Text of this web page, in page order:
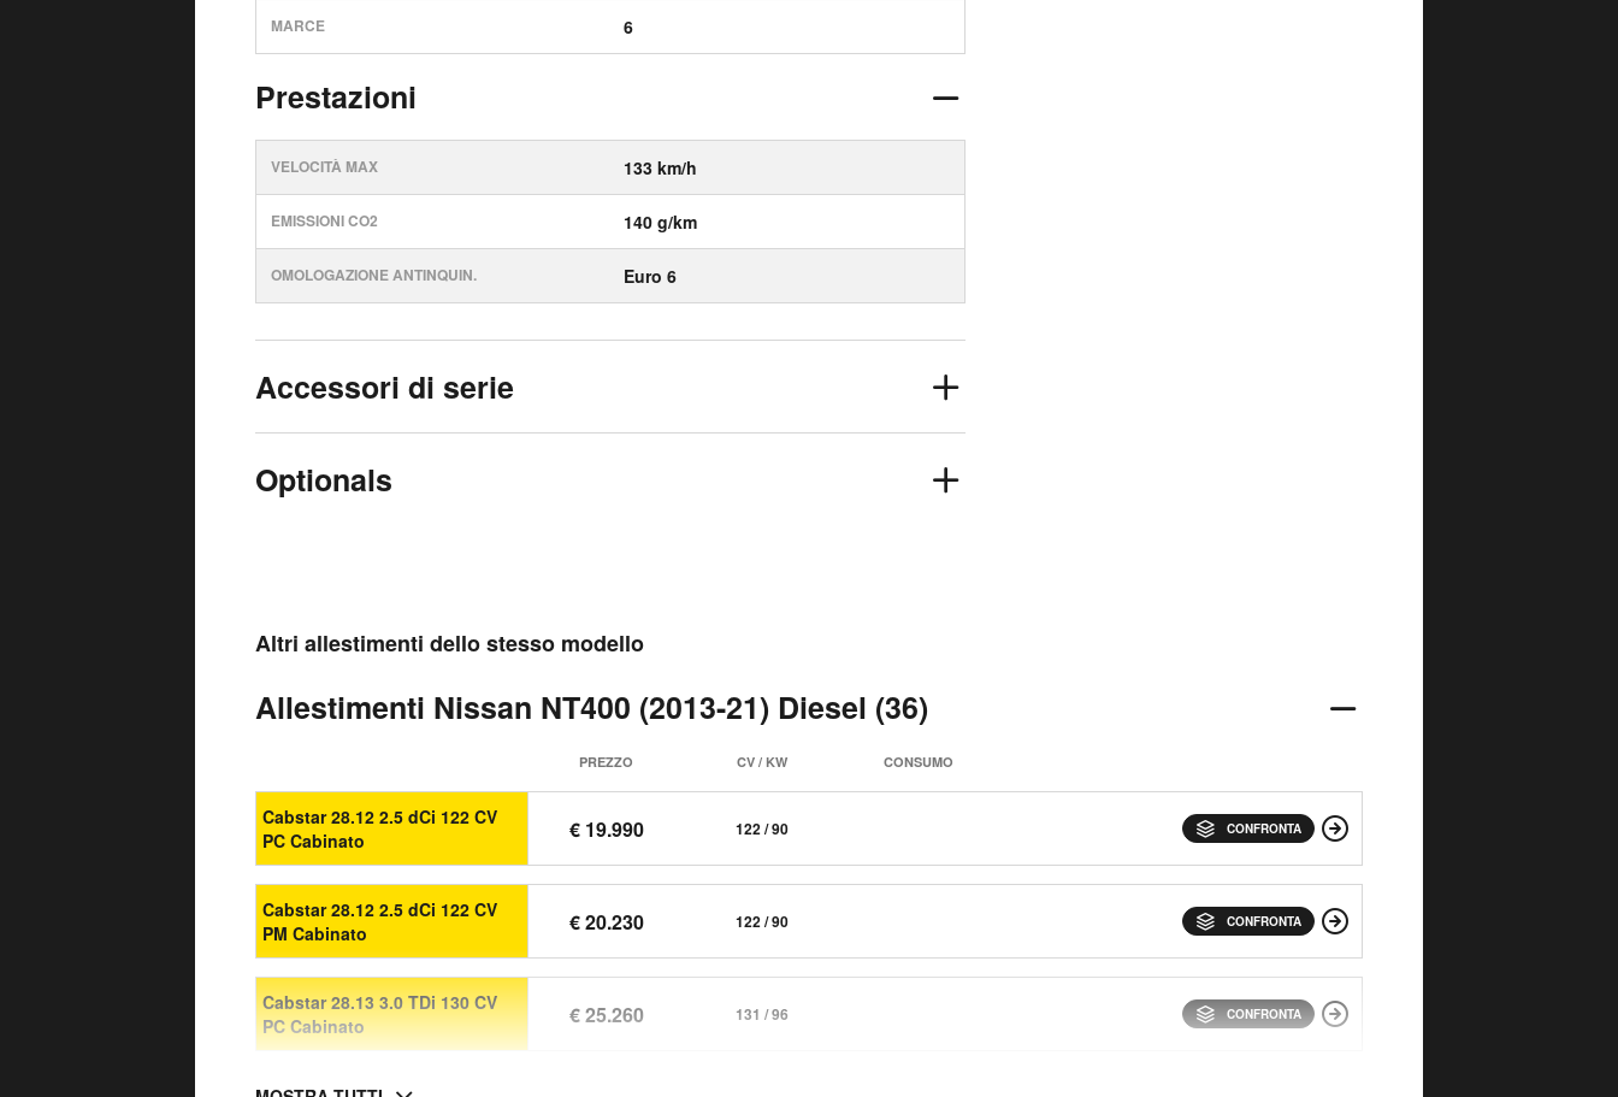
MARCE 6
Prestazioni
VELOCITÀ MAX 133 km/h
EMISSIONI CO2 140 g/km
OMOLOGAZIONE ANTINQUIN. Euro 6
Accessori di serie
Optionals
Altri allestimenti dello stesso modello
Allestimenti Nissan NT400 (2013-21) Diesel (36)
PREZZO CV / KW CONSUMO
Cabstar 28.12 2.5 dCi 122 CV
PC Cabinato
€ 19.990 122 / 90 CONFRONTA
Cabstar 28.12 2.5 dCi 122 CV
PM Cabinato
€ 20.230 122 / 90 CONFRONTA
Cabstar 28.13 3.0 TDi 130 CV
PC Cabinato
€ 25.260 131 / 96 CONFRONTA